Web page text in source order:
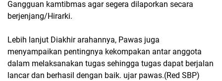
Gangguan kamtibmas agar segera dilaporkan secara
berjenjang/Hirarki.
Lebih lanjut Diakhir arahannya, Pawas juga
menyampaikan pentingnya kekompakan antar anggota
dalam melaksanakan tugas sehingga tugas dapat berjalan
lancar dan berhasil dengan baik. ujar pawas.(Red SBP)